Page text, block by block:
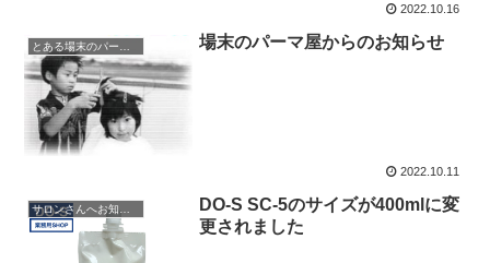
2022.10.16
とある場末のパーマ屋 場末のパーマ屋からのお知らせ
2022.10.11
サロンさんへお知らせ
DO-S SC-5のサイズが400mlに変
更されました